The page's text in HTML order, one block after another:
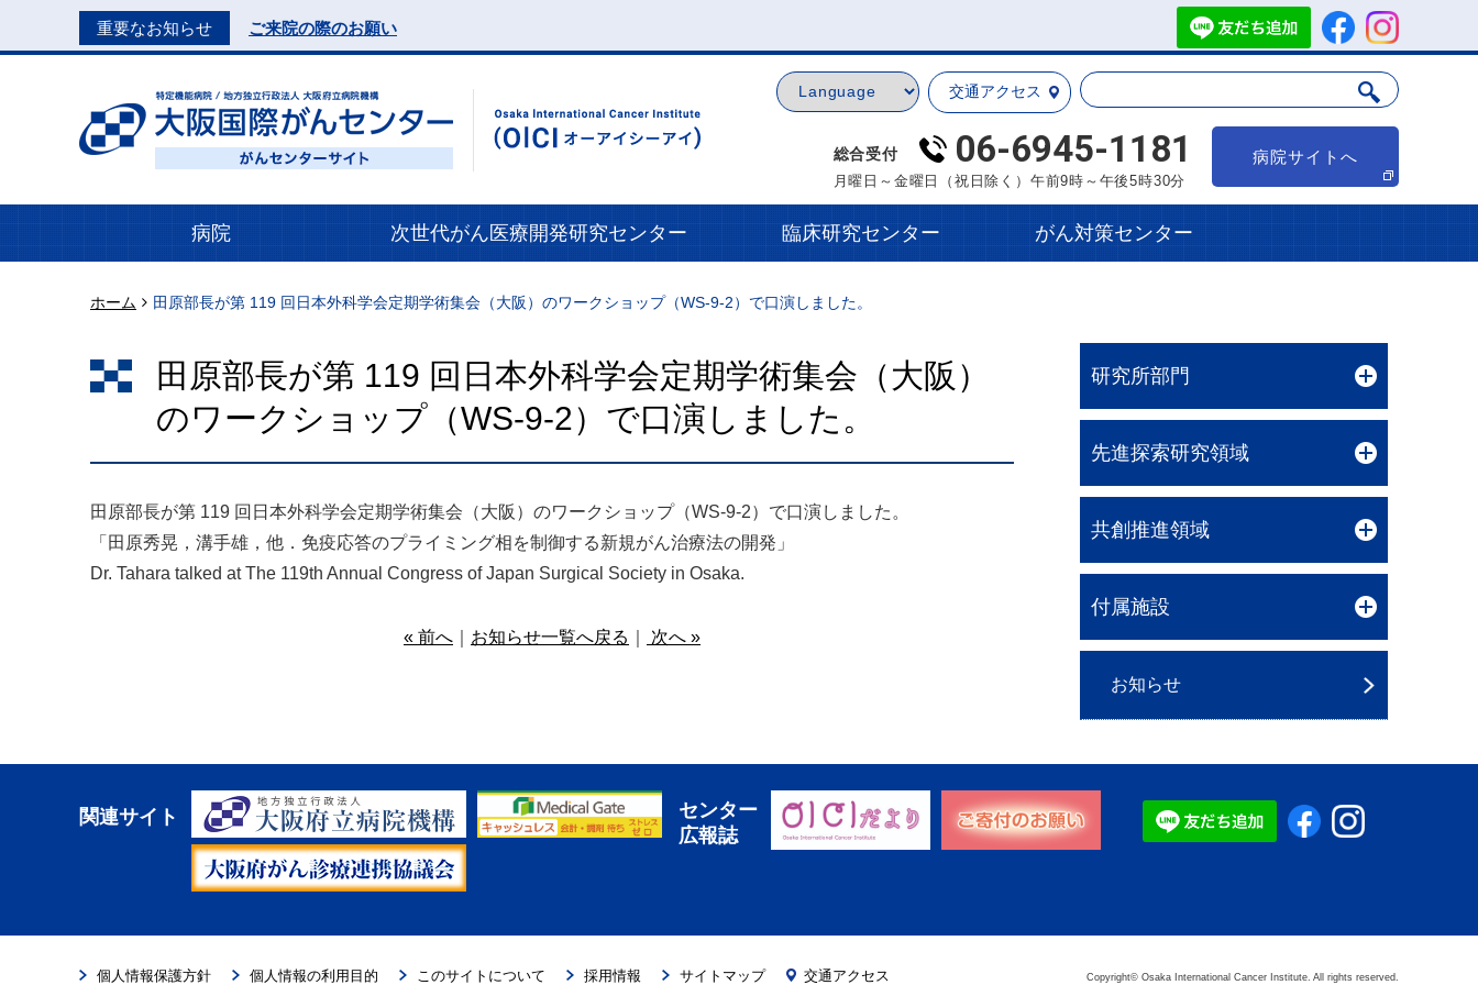
重要なお知らせ ご来院の際のお願い
交通アクセス
総合受付 06-6945-1181
月曜日～金曜日（祝日除く）午前9時～午後5時30分
病院サイトへ
病院 次世代がん医療開発研究センター 臨床研究センター がん対策センター
ホーム 田原部長が第 119 回日本外科学会定期学術集会（大阪）のワークショップ（WS-9-2）で口演しました。
田原部長が第 119 回日本外科学会定期学術集会（大阪）
のワークショップ（WS-9-2）で口演しました。
田原部長が第 119 回日本外科学会定期学術集会（大阪）のワークショップ（WS-9-2）で口演しました。
「田原秀晃，溝手雄，他．免疫応答のプライミング相を制御する新規がん治療法の開発」
Dr. Tahara talked at The 119th Annual Congress of Japan Surgical Society in Osaka.
« 前へ お知らせ一覧へ戻る 次へ »
研究所部門
先進探索研究領域
共創推進領域
付属施設
お知らせ
関連サイト
センター
広報誌
個人情報保護方針 個人情報の利用目的 このサイトについて 採用情報 サイトマップ 交通アクセス Copyright© Osaka International Cancer Institute. All rights reserved.